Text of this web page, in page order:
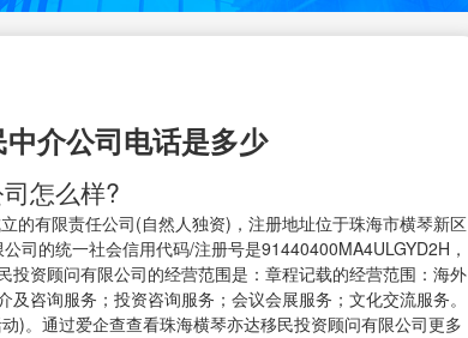
介公司电话是多少
怎么样?
的有限责任公司(自然人独资)，注册地址位于珠海市横琴新区
司的统一社会信用代码/注册号是91440400MA4ULGYD2H，
资顾问有限公司的经营范围是：章程记载的经营范围：海外
咨询服务；投资咨询服务；会议会展服务；文化交流服务。
)。通过爱企查查看珠海横琴亦达移民投资顾问有限公司更多